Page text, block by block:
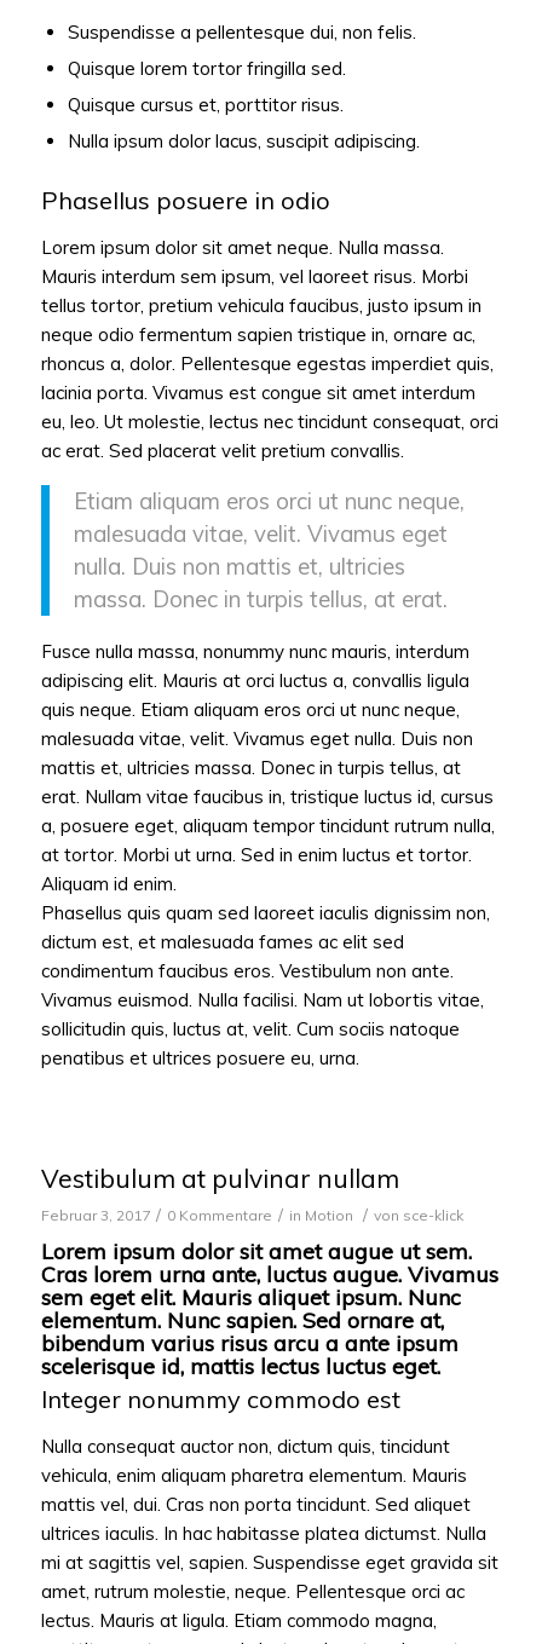
Suspendisse a pellentesque dui, non felis.
Quisque lorem tortor fringilla sed.
Quisque cursus et, porttitor risus.
Nulla ipsum dolor lacus, suscipit adipiscing.
Phasellus posuere in odio
Lorem ipsum dolor sit amet neque. Nulla massa.
Mauris interdum sem ipsum, vel laoreet risus. Morbi
tellus tortor, pretium vehicula faucibus, justo ipsum in
neque odio fermentum sapien tristique in, ornare ac,
rhoncus a, dolor. Pellentesque egestas imperdiet quis,
lacinia porta. Vivamus est congue sit amet interdum
eu, leo. Ut molestie, lectus nec tincidunt consequat, orci
ac erat. Sed placerat velit pretium convallis.
Etiam aliquam eros orci ut nunc neque,
malesuada vitae, velit. Vivamus eget
nulla. Duis non mattis et, ultricies
massa. Donec in turpis tellus, at erat.
Fusce nulla massa, nonummy nunc mauris, interdum
adipiscing elit. Mauris at orci luctus a, convallis ligula
quis neque. Etiam aliquam eros orci ut nunc neque,
malesuada vitae, velit. Vivamus eget nulla. Duis non
mattis et, ultricies massa. Donec in turpis tellus, at
erat. Nullam vitae faucibus in, tristique luctus id, cursus
a, posuere eget, aliquam tempor tincidunt rutrum nulla,
at tortor. Morbi ut urna. Sed in enim luctus et tortor.
Aliquam id enim.
Phasellus quis quam sed laoreet iaculis dignissim non,
dictum est, et malesuada fames ac elit sed
condimentum faucibus eros. Vestibulum non ante.
Vivamus euismod. Nulla facilisi. Nam ut lobortis vitae,
sollicitudin quis, luctus at, velit. Cum sociis natoque
penatibus et ultrices posuere eu, urna.
Vestibulum at pulvinar nullam
Februar 3, 2017 / 0 Kommentare / in Motion / von sce-klick
Lorem ipsum dolor sit amet augue ut sem.
Cras lorem urna ante, luctus augue. Vivamus
sem eget elit. Mauris aliquet ipsum. Nunc
elementum. Nunc sapien. Sed ornare at,
bibendum varius risus arcu a ante ipsum
scelerisque id, mattis lectus luctus eget.
Integer nonummy commodo est
Nulla consequat auctor non, dictum quis, tincidunt
vehicula, enim aliquam pharetra elementum. Mauris
mattis vel, dui. Cras non porta tincidunt. Sed aliquet
ultrices iaculis. In hac habitasse platea dictumst. Nulla
mi at sagittis vel, sapien. Suspendisse eget gravida sit
amet, rutrum molestie, neque. Pellentesque orci ac
lectus. Mauris at ligula. Etiam commodo magna,